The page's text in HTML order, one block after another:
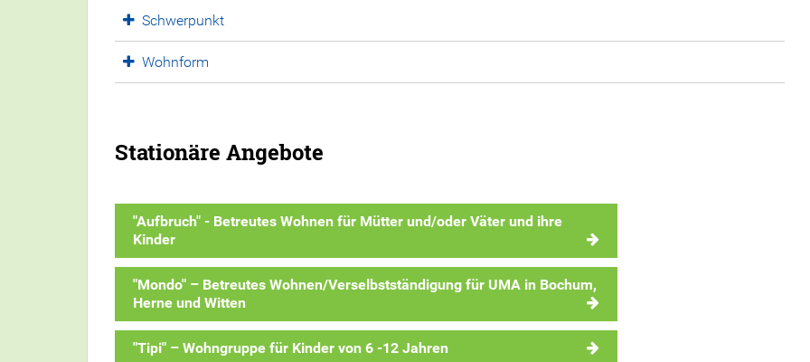
Schwerpunkt
Wohnform
Stationäre Angebote
"Aufbruch" - Betreutes Wohnen für Mütter und/oder Väter und ihre
Kinder
"Mondo" – Betreutes Wohnen/Verselbstständigung für UMA in Bochum,
Herne und Witten
"Tipi" – Wohngruppe für Kinder von 6 -12 Jahren